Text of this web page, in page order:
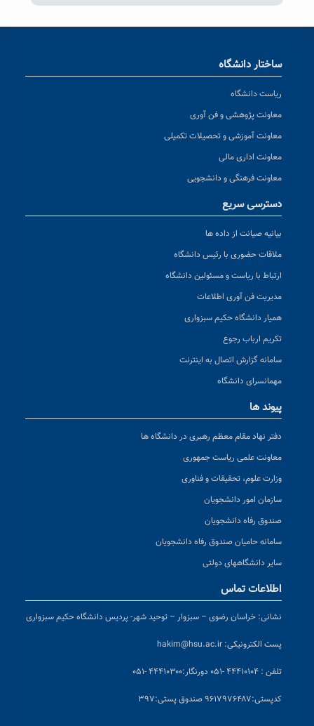
ساختار دانشگاه
ریاست دانشگاه
معاونت پژوهشی و فن آوری
معاونت آموزشی و تحصیلات تکمیلی
معاونت اداری مالی
معاونت فرهنگی و دانشجویی
دسترسی سریع
بیانیه صیانت از داده ها
ملاقات حضوری با رئیس دانشگاه
ارتباط با ریاست و مسئولین دانشگاه
مدیریت فن آوری اطلاعات
همیار دانشگاه حکیم سبزواری
تکریم ارباب رجوع
سامانه گزارش اتصال به اینترنت
مهمانسرای دانشگاه
پیوند ها
دفتر نهاد مقام معظم رهبری در دانشگاه ها
معاونت علمی ریاست جمهوری
وزارت علوم، تحقیقات و فناوری
سازمان امور دانشجویان
صندوق رفاه دانشجویان
سامانه حامیان صندوق رفاه دانشجویان
سایر دانشگاههای دولتی
اطلاعات تماس
نشانی: خراسان رضوی – سبزوار – توحید شهر- پردیس دانشگاه حکیم سبزواری
پست الکترونیکی: hakim@hsu.ac.ir
تلفن : ۴۴۴۱۰۱۰۴ -۰۵۱ دورنگار:۴۴۴۱۰۳۰۰ -۰۵۱
کدپستی:۹۶۱۷۹۷۶۴۸۷ صندوق پستی:۳۹۷